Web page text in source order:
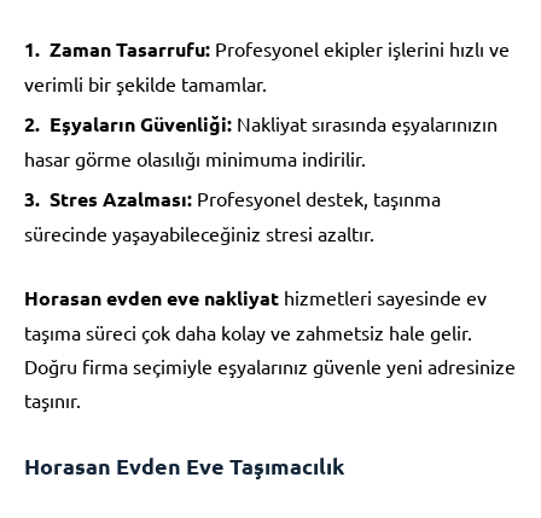
Zaman Tasarrufu: Profesyonel ekipler işlerini hızlı ve
verimli bir şekilde tamamlar.
Eşyaların Güvenliği: Nakliyat sırasında eşyalarınızın
hasar görme olasılığı minimuma indirilir.
Stres Azalması: Profesyonel destek, taşınma
sürecinde yaşayabileceğiniz stresi azaltır.
Horasan evden eve nakliyat hizmetleri sayesinde ev
taşıma süreci çok daha kolay ve zahmetsiz hale gelir.
Doğru firma seçimiyle eşyalarınız güvenle yeni adresinize
taşınır.
Horasan Evden Eve Taşımacılık